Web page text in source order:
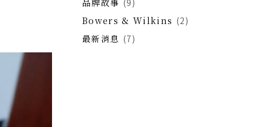
Bowers & Wilkins (2)
最新消息 (7)